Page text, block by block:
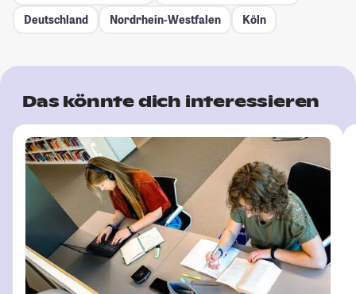
Deutschland
Nordrhein-Westfalen Köln
Das könnte dich interessieren